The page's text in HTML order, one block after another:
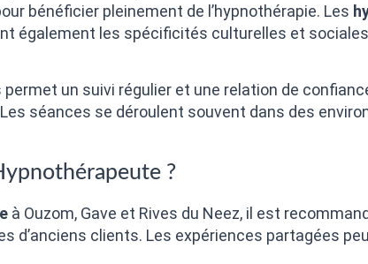
bénéficier pleinement de l’hypnothérapie. Les
également les spécificités culturelles et
un suivi régulier et une relation de
séances se déroulent souvent dans des
?
à Ouzom, Gave et Rives du Neez, il est
d’anciens clients. Les expériences partagées